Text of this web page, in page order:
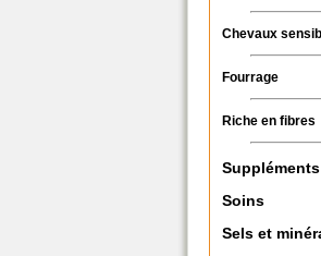
Chevaux
Fourrage
Riche en fibres
Suppléments
Soins
Sels et